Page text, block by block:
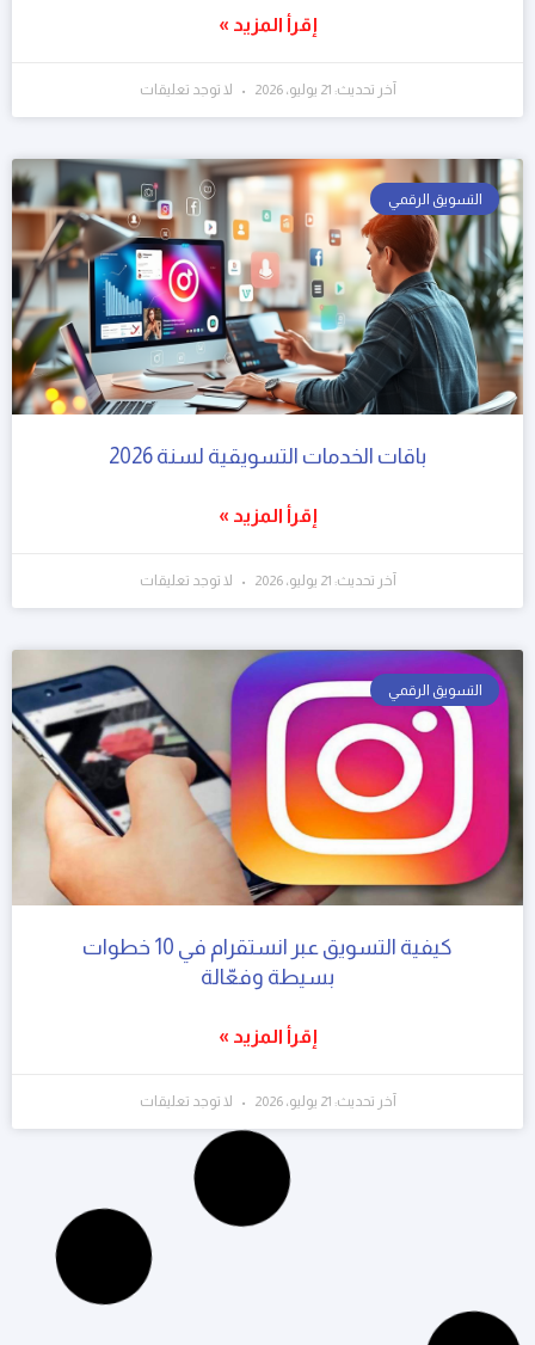
إقرأ المزيد »
آخر تحديث: 21 يوليو، 2026 لا توجد تعليقات
التسويق الرقمي
باقات الخدمات التسويقية لسنة 2026
إقرأ المزيد »
آخر تحديث: 21 يوليو، 2026 لا توجد تعليقات
التسويق الرقمي
كيفية التسويق عبر انستقرام في 10 خطوات
بسيطة وفعّالة
إقرأ المزيد »
آخر تحديث: 21 يوليو، 2026 لا توجد تعليقات